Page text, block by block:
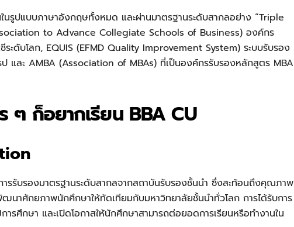
รูปแบบภาษาอังกฤษทั้งหมด และผ่านมาตรฐานระดับสากลอย่าง “Triple
to Advance Collegiate Schools of Business) องค์กร
ะดับโลก, EQUIS (EFMD Quality Improvement System) ระบบรับรอง
และ AMBA (Association of MBAs) ที่เป็นองค์กรรับรองหลักสูตร MBA
ๆ ก็อยากเรียน BBA CU
รับรองมาตรฐานระดับสากลจากสถาบันรับรองชั้นนำ ซึ่งสะท้อนถึงคุณภาพ
นาศักยภาพนักศึกษาให้ทัดเทียมกับมหาวิทยาลัยชั้นนำทั่วโลก การได้รับการ
รศึกษา และเปิดโอกาสให้นักศึกษาสามารถต่อยอดการเรียนหรือทำงานใน